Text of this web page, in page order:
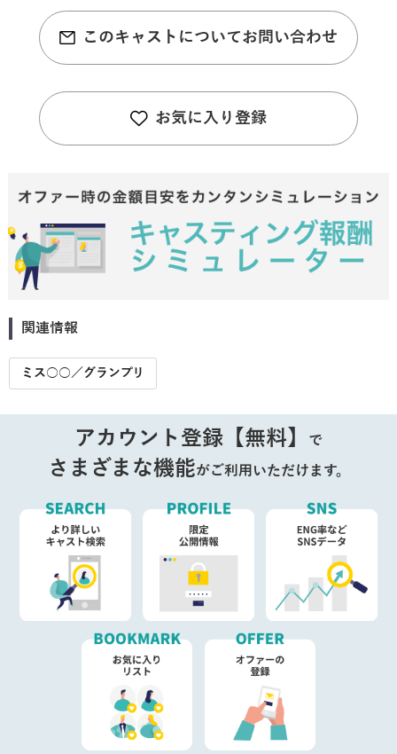
このキャストについてお問い合わせ
お気に入り登録
関連情報
ミス○○／グランプリ
アカウント登録【無料】 で
さまざまな機能がご利用いただけます。